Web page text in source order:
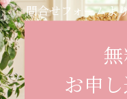
問合せフォームよ
お申